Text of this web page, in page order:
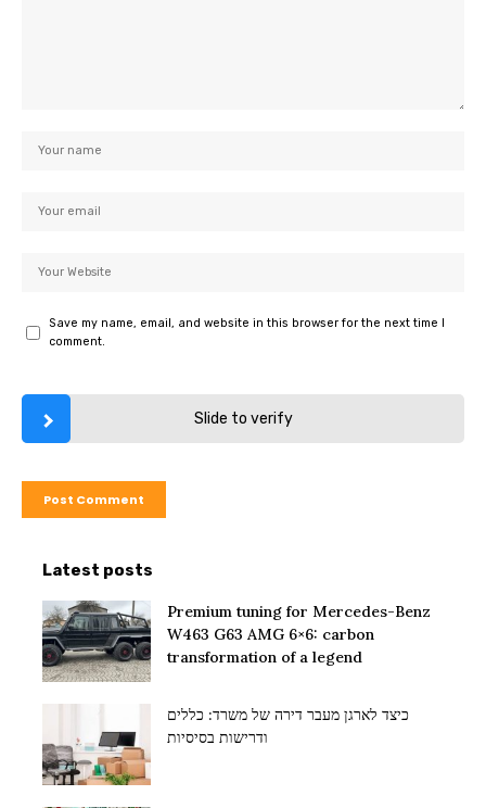
Save my name, email, and website in this browser for the next time I
comment.
Slide to verify
Latest posts
Premium tuning for Mercedes-Benz
W463 G63 AMG 6×6: carbon
transformation of a legend
כיצד לארגן מעבר דירה של משרד: כללים
ודרישות בסיסיות